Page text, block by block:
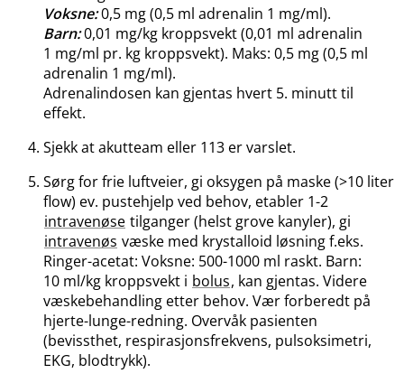
Voksne:0,5 mg (0,5 ml adrenalin 1 mg​/​ml).
Barn:0,01 mg/kg kroppsvekt (0,01 ml adrenalin
1 mg/ml pr. kg kroppsvekt). Maks: 0,5 mg (0,5 ml
adrenalin 1 mg​/​ml).
Adrenalindosen kan gjentas hvert 5. minutt til
effekt.
Sjekk at akutteam eller 113 er varslet.
Sørg for frie luftveier, gi oksygen på maske (>10 liter
flow) ev. pustehjelp ved behov, etabler 1-2
intravenøse tilganger (helst grove kanyler), gi
intravenøs væske med krystalloid løsning f.eks.
Ringer-acetat: Voksne: 500-1000 ml raskt. Barn:
10 ml/kg kroppsvekt i bolus, kan gjentas. Videre
væskebehandling etter behov. Vær forberedt på
hjerte-lunge-redning. Overvåk pasienten
(bevissthet, respirasjonsfrekvens, pulsoksimetri,
EKG, blodtrykk).